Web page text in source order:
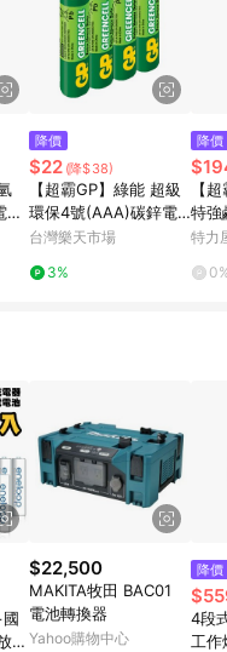
會造成追蹤中斷而
品規格、顏色、價
售網頁標示為準。
規定，逾期訂單將
有更改條款與法律
準。
電
降價
$22 (降$38)
【超霸GP】綠能 超級
環保4號(AAA)碳鋅電
池4粒裝/12粒裝/16粒
台灣樂天市場
3%
降價
【
特強
(收
特力
3
$22,500
MAKITA牧田 BAC01
電池轉換器
Yahoo購物中心
降價
4段
工作